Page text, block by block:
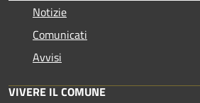
Notizie
Comunicati
Avvisi
VIVERE IL COMUNE